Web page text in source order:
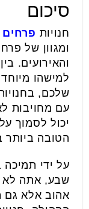
סיכום
חנויות
ומגוון של
והאירועים.
למישהו
שלכם,
עם מחויבות
יכול לסמוך
הטובה ביותר
על ידי תמיכה
שבע, אתה לא
אהוב אלא גם